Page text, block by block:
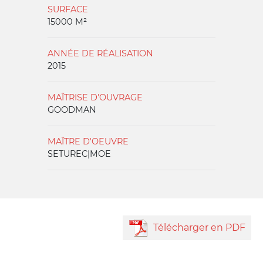
SURFACE
15000 M²
ANNÉE DE RÉALISATION
2015
MAÎTRISE D'OUVRAGE
GOODMAN
MAÎTRE D'OEUVRE
SETUREC|MOE
Télécharger en PDF